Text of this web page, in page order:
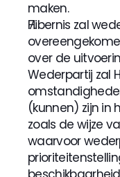
maken.
Hibernis zal
over de
Wederpartij zal
(kunnen) zijn in
zoals de wijze
waarvoor